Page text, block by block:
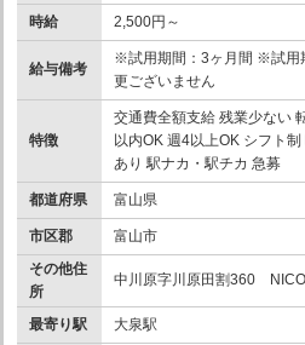
時給 2,500円～
給与備考
※試用期間：3ヶ月間 ※試用
更ございません
特徴
交通費全額支給 残業少ない
以内OK 週4以上OK シフト
あり 駅ナカ・駅チカ 急募
都道府県 富山県
市区郡
富山市
その他住
所
中川原字川原田割360
最寄り駅 大泉駅